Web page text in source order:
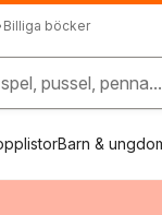
Billiga böcker
pussel, penna...
Barn &